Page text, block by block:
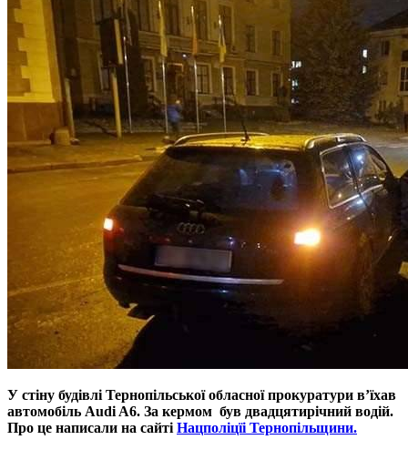
У стіну будівлі Тернопільської обласної прокуратури в’їхав
автомобіль Audi A6. За кермом був двадцятирічний водій.
Про це написали на сайті Нацполіцїі Тернопільщини.